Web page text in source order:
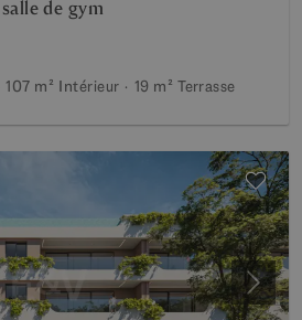
de gym
107 m² Intérieur 19 m² Terrasse